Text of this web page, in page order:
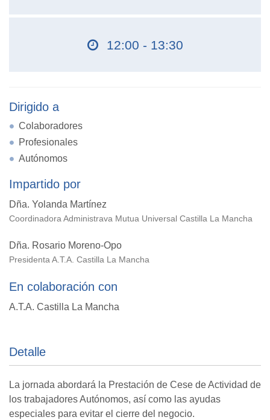
12:00 - 13:30
Dirigido a
Colaboradores
Profesionales
Autónomos
Impartido por
Dña. Yolanda Martínez
Coordinadora Administrava Mutua Universal Castilla La Mancha
Dña. Rosario Moreno-Opo
Presidenta A.T.A. Castilla La Mancha
En colaboración con
A.T.A. Castilla La Mancha
Detalle
La jornada abordará la Prestación de Cese de Actividad de
los trabajadores Autónomos, así como las ayudas
especiales para evitar el cierre del negocio.